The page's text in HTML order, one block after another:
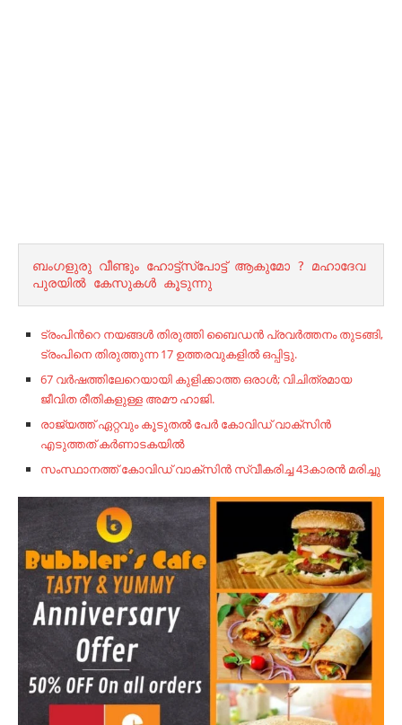
ബംഗളുരു വീണ്ടും ഹോട്ട്സ്പോട്ട് ആകുമോ ? മഹാദേവ
പുരയിൽ കേസുകൾ കൂടുന്നു
ട്രംപിന്‍റെ നയങ്ങള്‍ തിരുത്തി ബൈഡന്‍ പ്രവര്‍ത്തനം തുടങ്ങി,
ട്രംപിനെ തിരുത്തുന്ന 17 ഉത്തരവുകളില്‍ ഒപ്പിട്ടു.
67 വർഷത്തിലേറെയായി കുളിക്കാത്ത ഒരാൾ; വിചിത്രമായ
ജീവിത രീതികളുള്ള അമൗ ഹാജി.
രാജ്യത്ത് ഏറ്റവും കൂടുതൽ പേർ കോവിഡ് വാക്‌സിൻ
എടുത്തത് കർണാടകയിൽ
സംസ്ഥാനത്ത് കോവിഡ് വാക്‌സിൻ സ്വീകരിച്ച 43കാരൻ മരിച്ചു